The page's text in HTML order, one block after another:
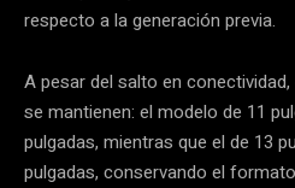
respecto a la generación previa.
A pesar del salto en
se mantienen: el modelo de 11
pulgadas, mientras que el de 13
pulgadas, conservando el